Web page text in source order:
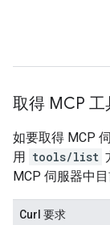
取得 MCP 工
如要取得 MCP
用 tools/list
MCP 伺服器中
Curl 要求